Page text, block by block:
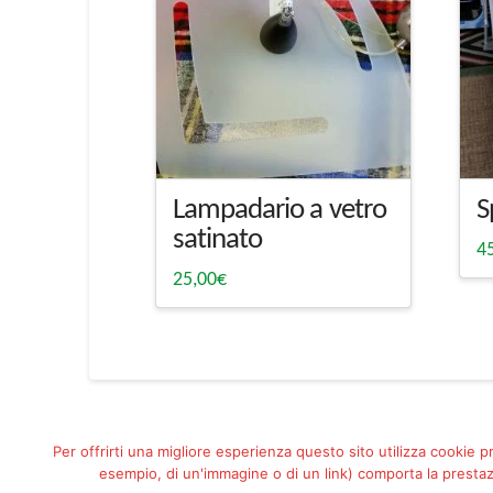
Lampadario a vetro
satinato
25,00€
Per offrirti una migliore esperienza questo sito utilizza cookie
esempio, di un'immagine o di un link) comporta la